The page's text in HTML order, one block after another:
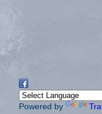
Powered by